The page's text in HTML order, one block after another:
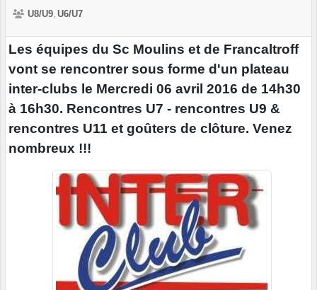
U8/U9 U6/U7
Les équipes du Sc Moulins et de Francaltroff
vont se rencontrer sous forme d'un plateau
inter-clubs le Mercredi 06 avril 2016 de 14h30
à 16h30. Rencontres U7 - rencontres U9 &
rencontres U11 et goûters de clôture. Venez
nombreux !!!